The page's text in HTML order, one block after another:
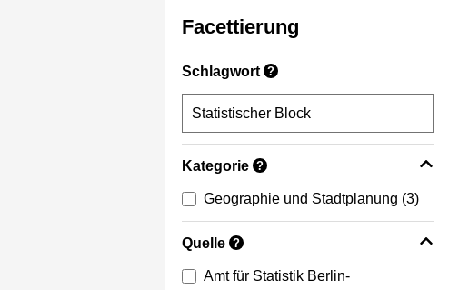
Facettierung
Schlagwort ?
Kategorie ?
Geographie und Stadtplanung (3)
Quelle ?
Amt für Statistik Berlin-